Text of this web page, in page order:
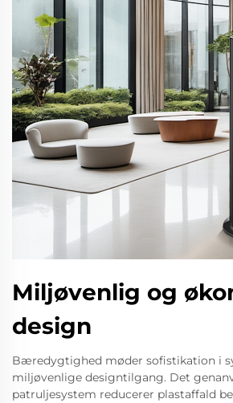
Miljøvenlig og
design
Bæredygtighed møder sofistikation i
miljøvenlige designtilgang. Det
patruljesystem reducerer plastaffald